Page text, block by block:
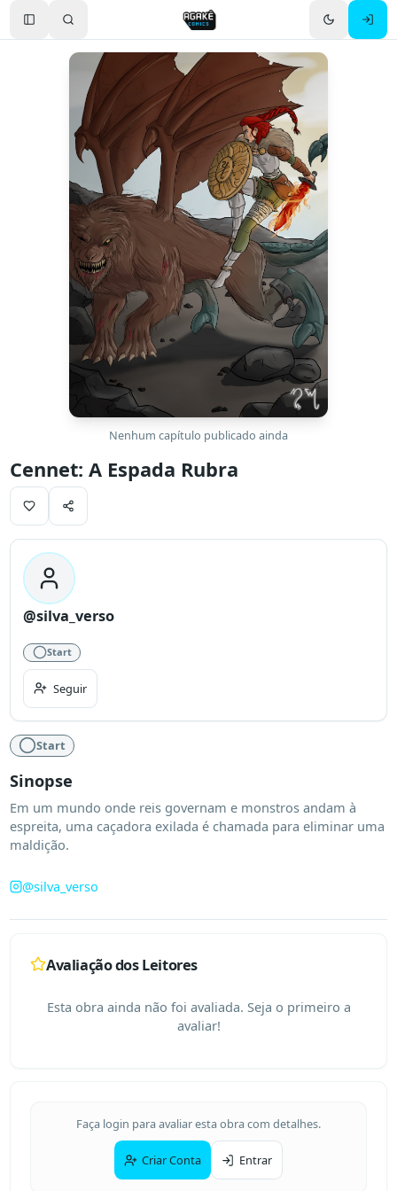
Toggle Sidebar
Nenhum capítulo publicado ainda
Cennet: A Espada Rubra
@silva_verso
Start
Seguir
Start
Sinopse
Em um mundo onde reis governam e monstros andam à
espreita, uma caçadora exilada é chamada para eliminar uma
maldição.
@silva_verso
Avaliação dos Leitores
Esta obra ainda não foi avaliada. Seja o primeiro a
avaliar!
Faça login para avaliar esta obra com detalhes.
Criar Conta Entrar